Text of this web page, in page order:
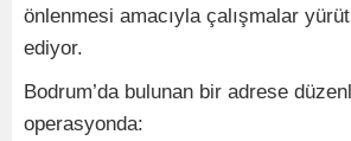
önlenmesi amacıyla çalışmalar
ediyor.
Bodrum’da bulunan bir adrese
operasyonda: